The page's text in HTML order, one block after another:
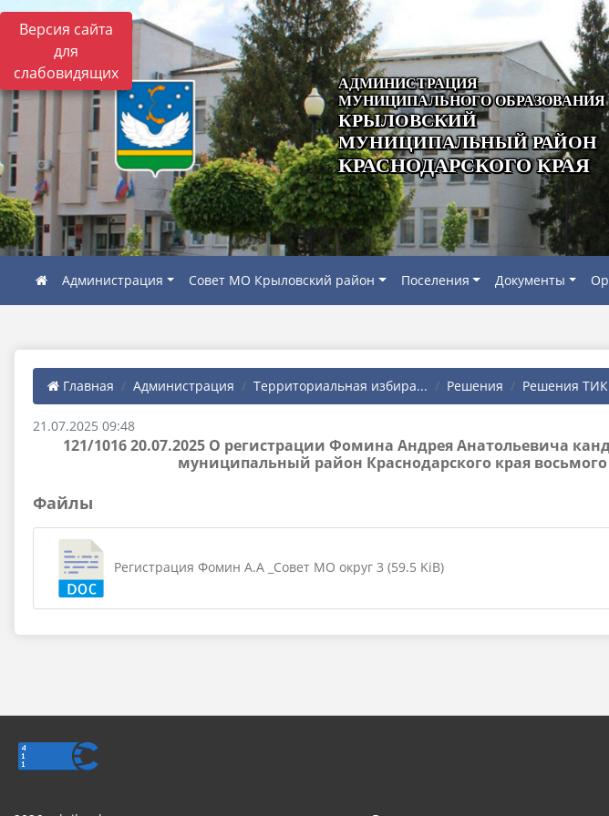
Версия сайта
для
слабовидящих
АДМИНИСТРАЦИЯ
МУНИЦИПАЛЬНОГО ОБРАЗОВАНИЯ
КРЫЛОВСКИЙ
МУНИЦИПАЛЬНЫЙ РАЙОН
КРАСНОДАРСКОГО КРАЯ
Администрация Совет МО Крыловский район Поселения Документы
Главная Администрация Территориальная избира... Решения Решения ТИК
21.07.2025 09:48
121/1016 20.07.2025 О регистрации Фомина Андрея Анатольевича
муниципальный район Краснодарского края
Файлы
Регистрация Фомин А.А _Совет МО округ 3 (59.5 KiB)